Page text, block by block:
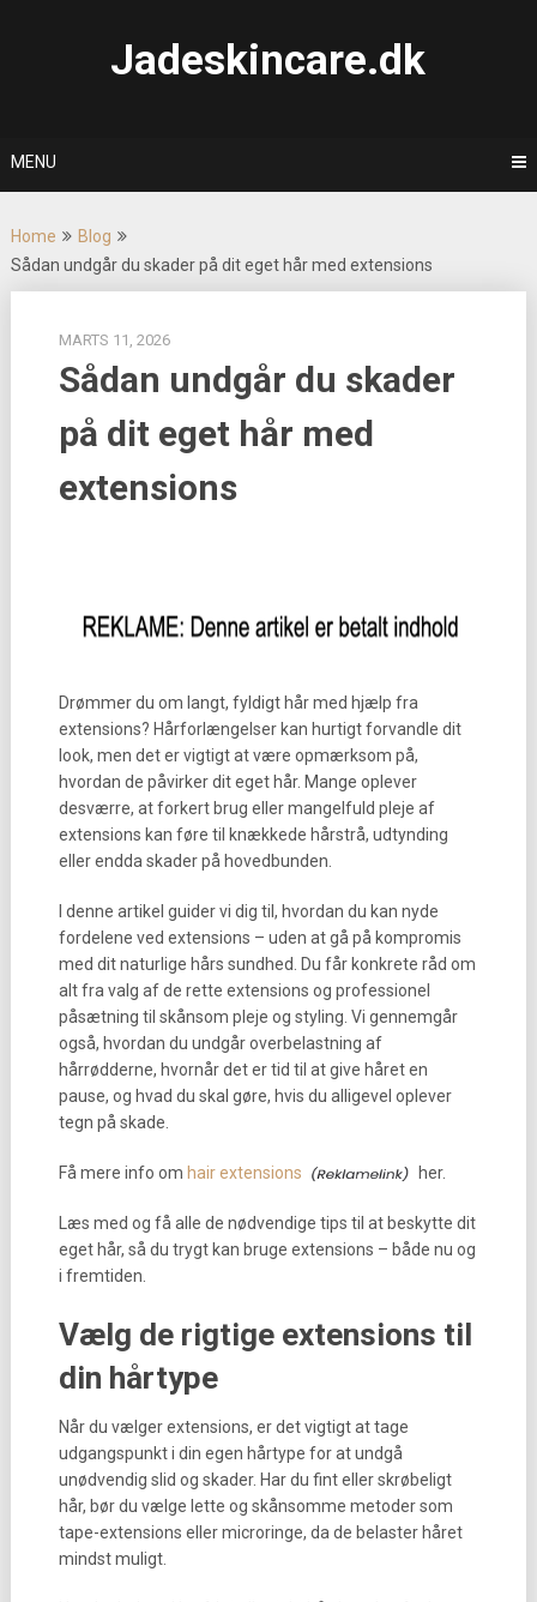
Jadeskincare.dk
MENU
Home
Blog
Sådan undgår du skader på dit eget hår med extensions
MARTS 11, 2026
Sådan undgår du skader
på dit eget hår med
extensions
Drømmer du om langt, fyldigt hår med hjælp fra
extensions? Hårforlængelser kan hurtigt forvandle dit
look, men det er vigtigt at være opmærksom på,
hvordan de påvirker dit eget hår. Mange oplever
desværre, at forkert brug eller mangelfuld pleje af
extensions kan føre til knækkede hårstrå, udtynding
eller endda skader på hovedbunden.
I denne artikel guider vi dig til, hvordan du kan nyde
fordelene ved extensions – uden at gå på kompromis
med dit naturlige hårs sundhed. Du får konkrete råd om
alt fra valg af de rette extensions og professionel
påsætning til skånsom pleje og styling. Vi gennemgår
også, hvordan du undgår overbelastning af
hårrødderne, hvornår det er tid til at give håret en
pause, og hvad du skal gøre, hvis du alligevel oplever
tegn på skade.
Få mere info om hair extensions her.
Læs med og få alle de nødvendige tips til at beskytte dit
eget hår, så du trygt kan bruge extensions – både nu og
i fremtiden.
Vælg de rigtige extensions til
din hårtype
Når du vælger extensions, er det vigtigt at tage
udgangspunkt i din egen hårtype for at undgå
unødvendig slid og skader. Har du fint eller skrøbeligt
hår, bør du vælge lette og skånsomme metoder som
tape-extensions eller microringe, da de belaster håret
mindst muligt.